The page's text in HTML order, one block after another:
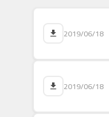
2019/06/18
2019/06/18